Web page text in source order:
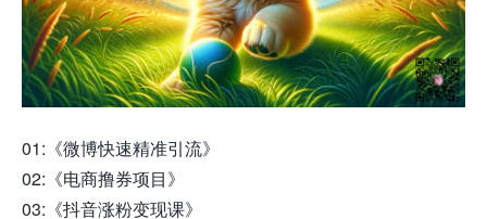
01:《微博快速精准引流》
02:《电商撸券项目》
03:《抖音涨粉变现课》